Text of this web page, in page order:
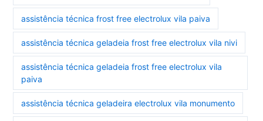
assistência técnica frost free electrolux vila paiva
assistência técnica geladeia frost free electrolux vila nivi
assistência técnica geladeia frost free electrolux vila
paiva
assistência técnica geladeira electrolux vila monumento